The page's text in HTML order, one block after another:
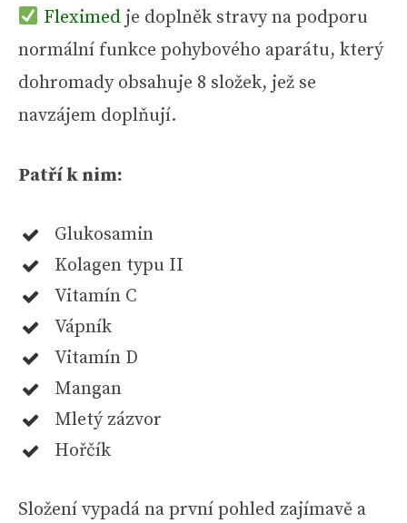
Fleximedje doplněk stravy na podporu
normální funkce pohybového aparátu, který
dohromady obsahuje 8 složek, jež se
navzájem doplňují.
Patří k nim:
Glukosamin
Kolagen typu II
Vitamín C
Vápník
Vitamín D
Mangan
Mletý zázvor
Hořčík
Složení vypadá na první pohled zajímavě a